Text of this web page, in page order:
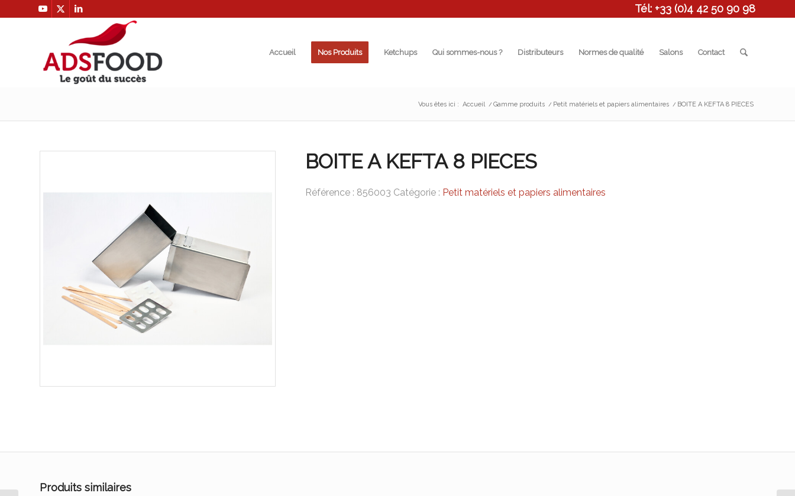
Tél: +33 (0)4 42 50 90 98
Accueil Nos Produits Ketchups Qui sommes-nous ? Distributeurs Normes de qualité Salons Contact
Vous êtes ici : Accueil / Gamme produits / Petit matériels et papiers alimentaires / BOITE A KEFTA 8 PIECES
BOITE A KEFTA 8 PIECES
Référence : 856003 Catégorie : Petit matériels et papiers alimentaires
Produits similaires